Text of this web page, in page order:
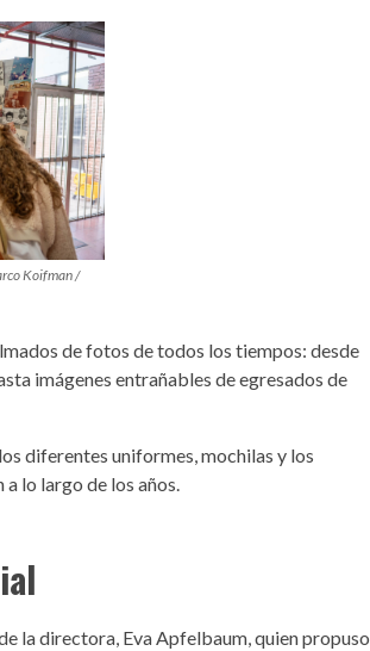
Koifman /
de fotos de todos los tiempos: desde
imágenes entrañables de egresados de
diferentes uniformes, mochilas y los
lo largo de los años.
la directora, Eva Apfelbaum, quien propuso